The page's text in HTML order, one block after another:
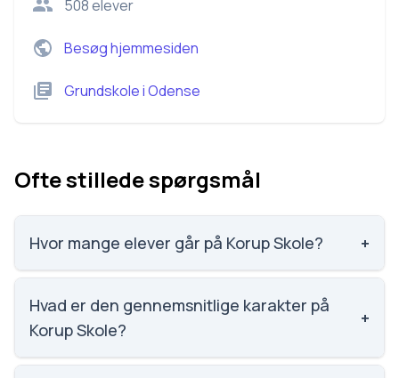
508elever
Besøg hjemmesiden
GrundskoleiOdense
Ofte stillede spørgsmål
Hvor mange elever går på Korup Skole? +
Korup Skole har 508 elever, hvilket gør den til
nummer 503 ud af 3143 skoler.
Hvad er den gennemsnitlige karakter på
Korup Skole?
+
Karaktergennemsnittet på Korup Skole er 7.4,